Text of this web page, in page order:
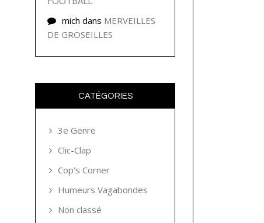
mich dans MERVEILLES
DE GROSEILLES
CATÉGORIES
3e Genre
Clic-Clap
Cop's Corner
Humeurs Vagabondes
Non classé